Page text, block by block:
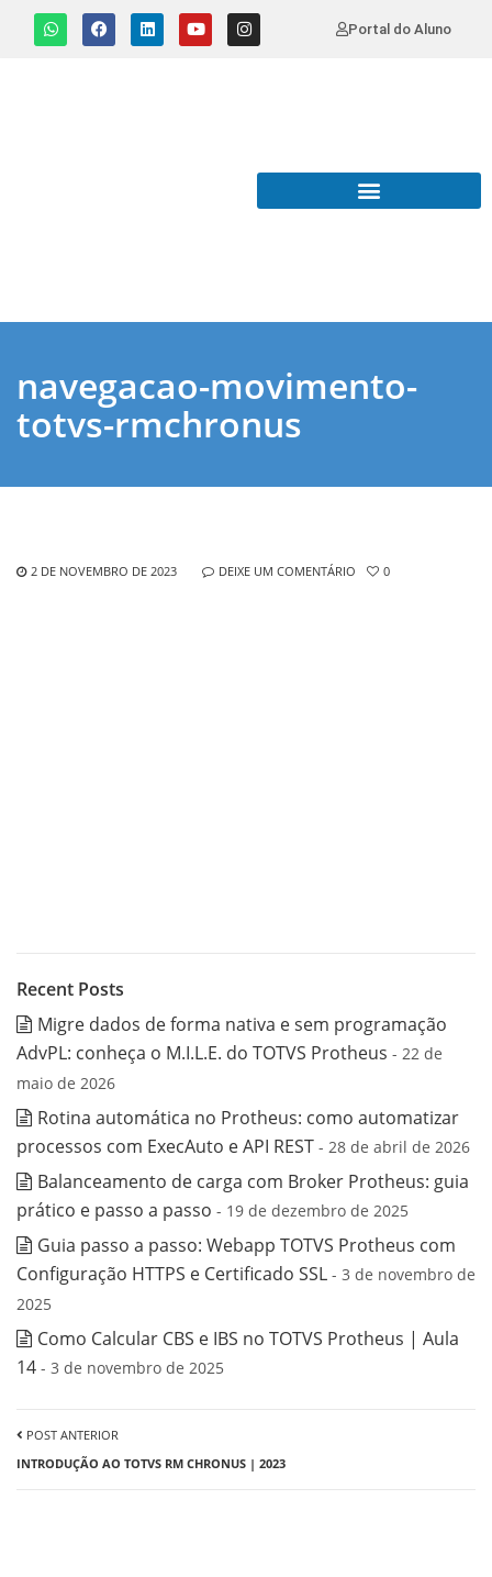
Portal do Aluno
navegacao-movimento-
totvs-rmchronus
2 DE NOVEMBRO DE 2023 DEIXE UM COMENTÁRIO 0
Recent Posts
Migre dados de forma nativa e sem programação
AdvPL: conheça o M.I.L.E. do TOTVS Protheus - 22 de
maio de 2026
Rotina automática no Protheus: como automatizar
processos com ExecAuto e API REST - 28 de abril de 2026
Balanceamento de carga com Broker Protheus: guia
prático e passo a passo - 19 de dezembro de 2025
Guia passo a passo: Webapp TOTVS Protheus com
Configuração HTTPS e Certificado SSL - 3 de novembro de
2025
Como Calcular CBS e IBS no TOTVS Protheus | Aula
14 - 3 de novembro de 2025
POST ANTERIOR
INTRODUÇÃO AO TOTVS RM CHRONUS | 2023